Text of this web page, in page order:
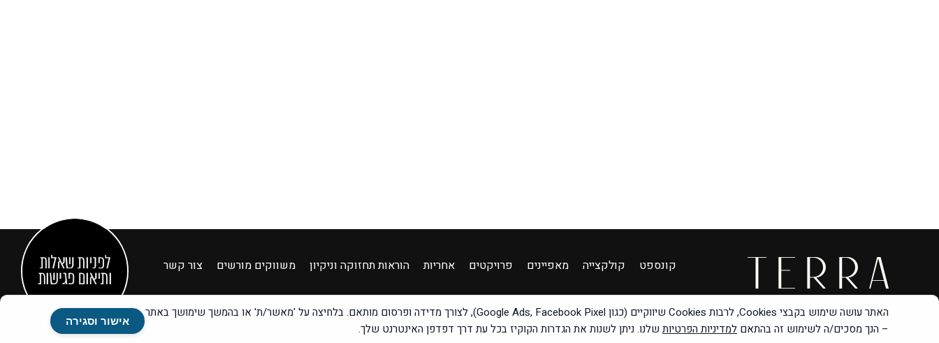
אישור וסגירה
האתר עושה שימוש בקבצי Cookies, לרבות Cookies שיווקיים (כגון Google Ads, Facebook Pixel), לצורך מדידה ופרסום מותאם. בלחיצה על 'מאשר/ת' או בהמשך שימושך באתר
– הנך מסכים/ה לשימוש זה בהתאם למדיניות הפרטיות שלנו. ניתן לשנות את הגדרות הקוקיז בכל עת דרך דפדפן האינטרנט שלך.
קונספט קולקצייה מאפיינים פרויקטים אחריות הוראות תחזוקה וניקיון משווקים מורשים צור קשר
מדיניות פרטיות |הצהרת נגישות